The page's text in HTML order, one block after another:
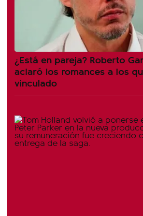
¿Está en pareja? Roberto
aclaró los romances a los
vinculado